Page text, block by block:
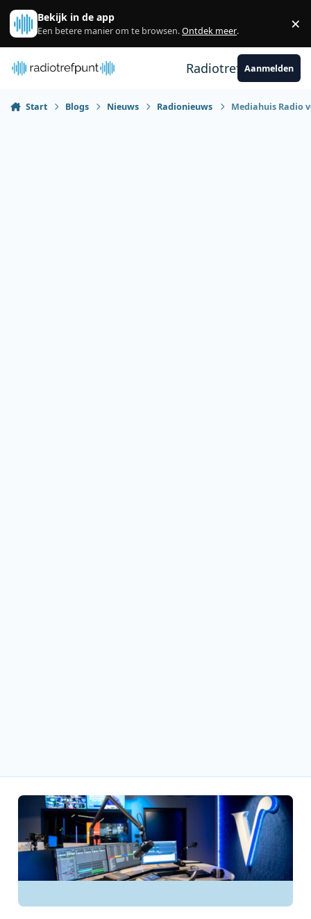
Spring naar bijdragen
Bekijk in de app
Een betere manier om te browsen.Ontdek meer. ×
RadiotrefpuntAanmelden
Start Blogs Nieuws Radionieuws Mediahuis Radio